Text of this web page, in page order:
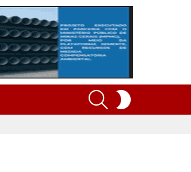
SEARCH